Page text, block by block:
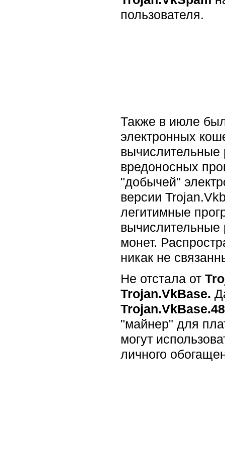
пользователя.
Также в июле
электронных
вычислительные
вредоносных
"добычей"
версии
легитимные
монет.
никак не
Не отстала от
Trojan.VkBase.
Trojan.VkBase.48
"майнер" для
могут
личного